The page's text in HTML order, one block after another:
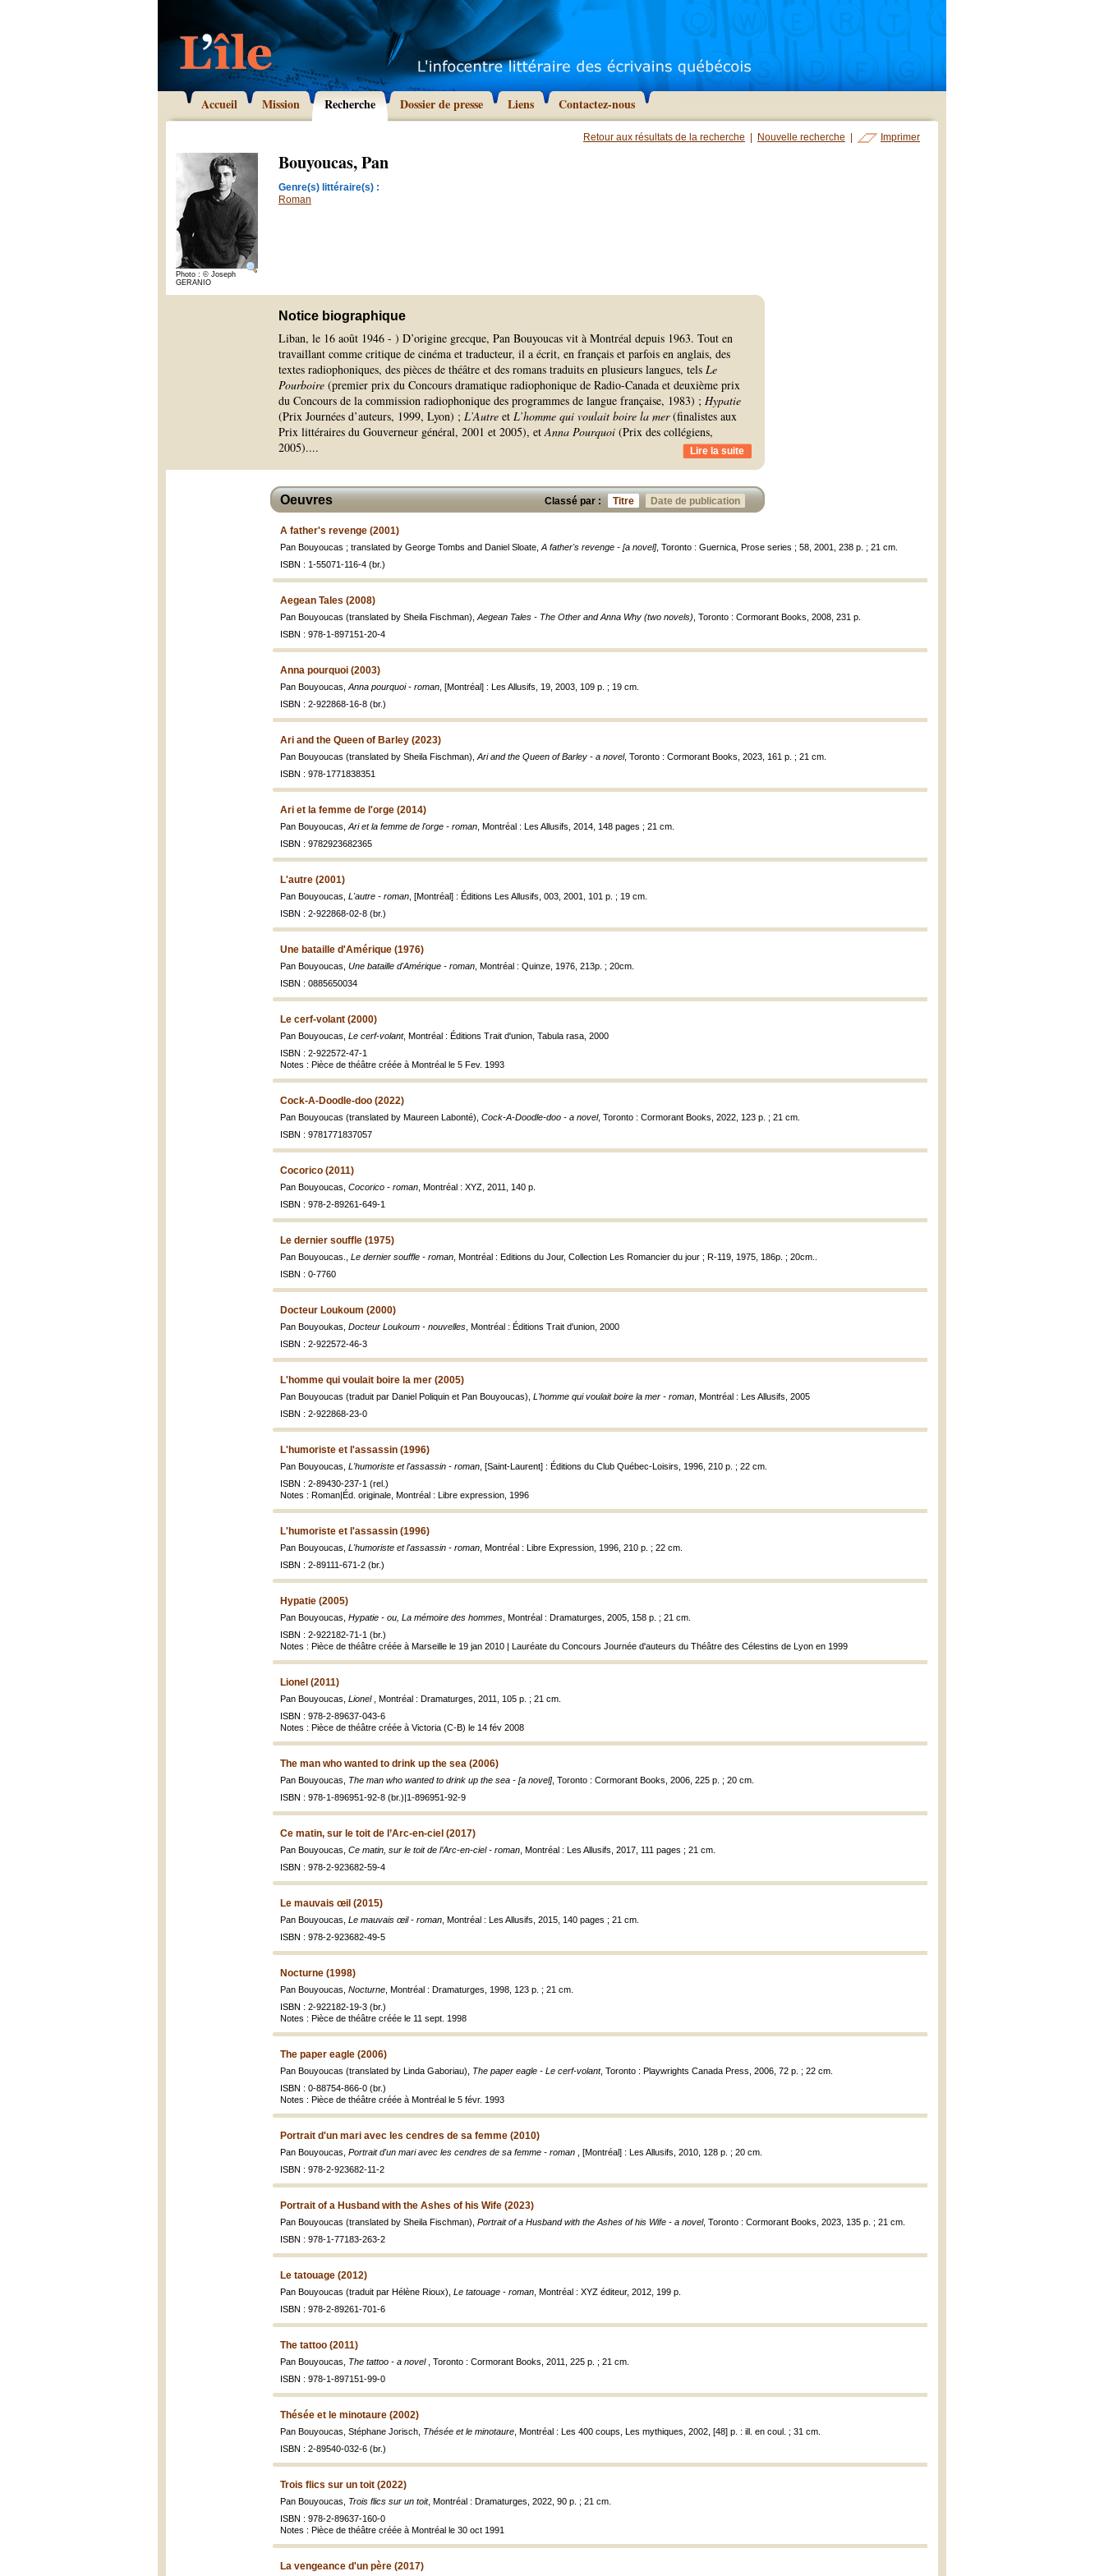
Accueil Mission Recherche Dossier de presse Liens Contactez-nous
Retour aux résultats de la recherche Nouvelle recherche Imprimer
Photo : © Joseph
GERANIO
Bouyoucas, Pan
Genre(s) littéraire(s) :
Roman
Notice biographique
Liban, le 16 août 1946 - ) D’origine grecque, Pan Bouyoucas vit à Montréal depuis 1963. Tout en
travaillant comme critique de cinéma et traducteur, il a écrit, en français et parfois en anglais, des
textes radiophoniques, des pièces de théâtre et des romans traduits en plusieurs langues, tels Le
Pourboire (premier prix du Concours dramatique radiophonique de Radio-Canada et deuxième prix
du Concours de la commission radiophonique des programmes de langue française, 1983) ; Hypatie
(Prix Journées d’auteurs, 1999, Lyon) ; L’Autre et L’homme qui voulait boire la mer(finalistes aux
Prix littéraires du Gouverneur général, 2001 et 2005), etAnna Pourquoi (Prix des collégiens,
2005).... Lire la suite
Classé par : Titre Date de publication
Oeuvres
A father's revenge (2001)
Pan Bouyoucas ; translated by George Tombs and Daniel Sloate, A father's revenge - [a novel], Toronto : Guernica, Prose series ; 58, 2001, 238 p. ; 21 cm.
ISBN : 1-55071-116-4 (br.)
Aegean Tales (2008)
Pan Bouyoucas (translated by Sheila Fischman), Aegean Tales - The Other and Anna Why (two novels) , Toronto : Cormorant Books, 2008, 231 p.
ISBN : 978-1-897151-20-4
Anna pourquoi (2003)
Pan Bouyoucas, Anna pourquoi - roman , [Montréal] : Les Allusifs, 19, 2003, 109 p. ; 19 cm.
ISBN : 2-922868-16-8 (br.)
Ari and the Queen of Barley (2023)
Pan Bouyoucas (translated by Sheila Fischman), Ari and the Queen of Barley - a novel, Toronto : Cormorant Books, 2023, 161 p. ; 21 cm.
ISBN : 978-1771838351
Ari et la femme de l'orge (2014)
Pan Bouyoucas, Ari et la femme de l'orge - roman , Montréal : Les Allusifs, 2014, 148 pages ; 21 cm.
ISBN : 9782923682365
L'autre (2001)
Pan Bouyoucas, L'autre - roman , [Montréal] : Éditions Les Allusifs, 003, 2001, 101 p. ; 19 cm.
ISBN : 2-922868-02-8 (br.)
Une bataille d'Amérique (1976)
Pan Bouyoucas, Une bataille d'Amérique - roman , Montréal : Quinze, 1976, 213p. ; 20cm.
ISBN : 0885650034
Le cerf-volant (2000)
Pan Bouyoucas, Le cerf-volant, Montréal : Éditions Trait d'union, Tabula rasa, 2000
ISBN : 2-922572-47-1
Notes : Pièce de théâtre créée à Montréal le 5 Fev. 1993
Cock-A-Doodle-doo (2022)
Pan Bouyoucas (translated by Maureen Labonté), Cock-A-Doodle-doo - a novel, Toronto : Cormorant Books, 2022, 123 p. ; 21 cm.
ISBN : 9781771837057
Cocorico (2011)
Pan Bouyoucas, Cocorico - roman , Montréal : XYZ, 2011, 140 p.
ISBN : 978-2-89261-649-1
Le dernier souffle (1975)
Pan Bouyoucas., Le dernier souffle - roman , Montréal : Editions du Jour, Collection Les Romancier du jour ; R-119, 1975, 186p. ; 20cm..
ISBN : 0-7760
Docteur Loukoum (2000)
Pan Bouyoukas, Docteur Loukoum - nouvelles , Montréal : Éditions Trait d'union, 2000
ISBN : 2-922572-46-3
L'homme qui voulait boire la mer (2005)
Pan Bouyoucas (traduit par Daniel Poliquin et Pan Bouyoucas), L'homme qui voulait boire la mer - roman , Montréal : Les Allusifs, 2005
ISBN : 2-922868-23-0
L'humoriste et l'assassin (1996)
Pan Bouyoucas, L'humoriste et l'assassin - roman , [Saint-Laurent] : Éditions du Club Québec-Loisirs, 1996, 210 p. ; 22 cm.
ISBN : 2-89430-237-1 (rel.)
Notes : Roman|Éd. originale, Montréal : Libre expression, 1996
L'humoriste et l'assassin (1996)
Pan Bouyoucas, L'humoriste et l'assassin - roman , Montréal : Libre Expression, 1996, 210 p. ; 22 cm.
ISBN : 2-89111-671-2 (br.)
Hypatie (2005)
Pan Bouyoucas, Hypatie - ou, La mémoire des hommes , Montréal : Dramaturges, 2005, 158 p. ; 21 cm.
ISBN : 2-922182-71-1 (br.)
Notes : Pièce de théâtre créée à Marseille le 19 jan 2010 | Lauréate du Concours Journée d'auteurs du Théâtre des Célestins de Lyon en 1999
Lionel (2011)
Pan Bouyoucas, Lionel
, Montréal : Dramaturges, 2011, 105 p. ; 21 cm.
ISBN : 978-2-89637-043-6
Notes : Pièce de théâtre créée à Victoria (C-B) le 14 fév 2008
The man who wanted to drink up the sea (2006)
Pan Bouyoucas, The man who wanted to drink up the sea - [a novel], Toronto : Cormorant Books, 2006, 225 p. ; 20 cm.
ISBN : 978-1-896951-92-8 (br.)|1-896951-92-9
Ce matin, sur le toit de l’Arc-en-ciel (2017)
Pan Bouyoucas, Ce matin, sur le toit de l’Arc-en-ciel - roman , Montréal : Les Allusifs, 2017, 111 pages ; 21 cm.
ISBN : 978-2-923682-59-4
Le mauvais œil (2015)
Pan Bouyoucas, Le mauvais œil - roman , Montréal : Les Allusifs, 2015, 140 pages ; 21 cm.
ISBN : 978-2-923682-49-5
Nocturne (1998)
Pan Bouyoucas, Nocturne , Montréal : Dramaturges, 1998, 123 p. ; 21 cm.
ISBN : 2-922182-19-3 (br.)
Notes : Pièce de théâtre créée le 11 sept. 1998
The paper eagle (2006)
Pan Bouyoucas (translated by Linda Gaboriau), The paper eagle - Le cerf-volant, Toronto : Playwrights Canada Press, 2006, 72 p. ; 22 cm.
ISBN : 0-88754-866-0 (br.)
Notes : Pièce de théâtre créée à Montréal le 5 févr. 1993
Portrait d'un mari avec les cendres de sa femme (2010)
Pan Bouyoucas, Portrait d'un mari avec les cendres de sa femme - roman
, [Montréal] : Les Allusifs, 2010, 128 p. ; 20 cm.
ISBN : 978-2-923682-11-2
Portrait of a Husband with the Ashes of his Wife (2023)
Pan Bouyoucas (translated by Sheila Fischman), Portrait of a Husband with the Ashes of his Wife - a novel, Toronto : Cormorant Books, 2023, 135 p. ; 21 cm.
ISBN : 978-1-77183-263-2
Le tatouage (2012)
Pan Bouyoucas (traduit par Hélène Rioux), Le tatouage - roman , Montréal : XYZ éditeur, 2012, 199 p.
ISBN : 978-2-89261-701-6
The tattoo (2011)
Pan Bouyoucas, The tattoo - a novel
, Toronto : Cormorant Books, 2011, 225 p. ; 21 cm.
ISBN : 978-1-897151-99-0
Thésée et le minotaure (2002)
Pan Bouyoucas, Stéphane Jorisch, Thésée et le minotaure , Montréal : Les 400 coups, Les mythiques, 2002, [48] p. : ill. en coul. ; 31 cm.
ISBN : 2-89540-032-6 (br.)
Trois flics sur un toit (2022)
Pan Bouyoucas, Trois flics sur un toit, Montréal : Dramaturges, 2022, 90 p. ; 21 cm.
ISBN : 978-2-89637-160-0
Notes : Pièce de théâtre créée à Montréal le 30 oct 1991
La vengeance d'un père (2017)